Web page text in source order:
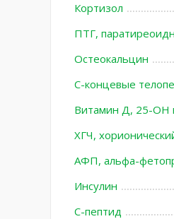
Кортизол
ПТГ,
Остеокальцин
С-концевые
Витамин Д, 25-ОН
ХГЧ,
АФП, альфа-
Инсулин
С-пептид